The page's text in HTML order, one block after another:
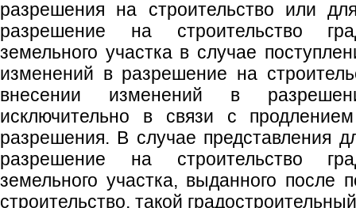
разрешения на строительство или
разрешение на строительство
земельного участка в случае
изменений в разрешение на
внесении изменений в
исключительно в связи с
разрешения. В случае представления
разрешение на строительство
земельного участка, выданного после
строительство, такой